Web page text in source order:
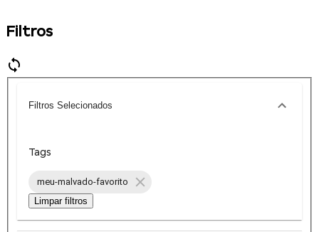
Filtros
Filtros Selecionados
Tags
meu-malvado-favorito
Limpar filtros